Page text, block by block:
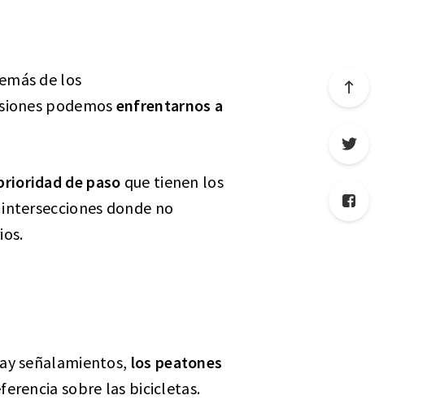
de los
podemos enfrentarnos a
de paso que tienen los
donde no
señalamientos, los peatones
sobre las bicicletas.